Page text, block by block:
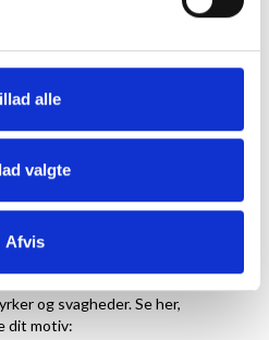
alle
valgte
Afvis
skal jeg
og svagheder. Se her,
dit motiv: